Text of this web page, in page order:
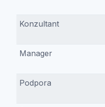
Konzultant
Manager
Podpora